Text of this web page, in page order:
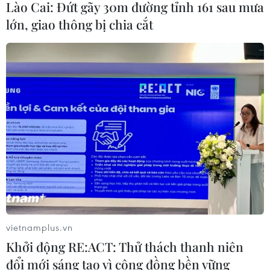
CƠ QUAN CHỦ QUẢN: THÔNG TẤN XÃ VIỆT NAM
Tổng Biên tập: TRẦN TIẾN DUẨN
Phó Tổng Biên tập: NGUYỄN THỊ TÁM, KHÚC THANH
THỦY
Sở hữu trí tuệ
Quy định sử dụng
RSS
Hỗ trợ
Ngôn ngữ
Dịch vụ tin
Quảng cáo
Lào Cai: Đứt gãy 30m đường tỉnh 161 sau mưa
lớn, giao thông bị chia cắt
vietnamplus.vn
Khởi động RE:ACT: Thử thách thanh niên
đổi mới sáng tạo vì cộng đồng bền vững